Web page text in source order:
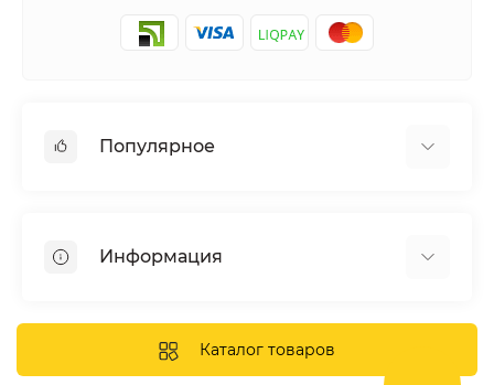
Популярное
Системы хранения энергии
Инверторы
Аккумуляторы
Информация
Доставка и оплата
Каталог товаров